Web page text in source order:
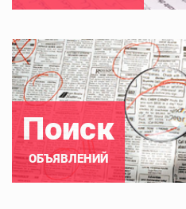
Поиск
ОБЪЯВЛЕНИЙ